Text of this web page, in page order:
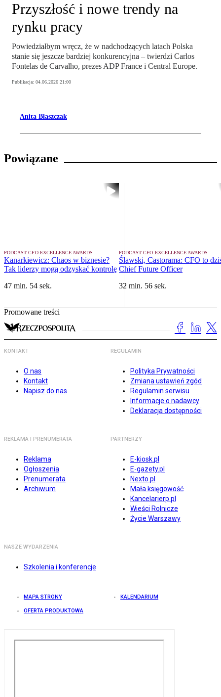
Przyszłość i nowe trendy na
rynku pracy
Powiedziałbym wręcz, że w nadchodzących latach Polska
stanie się jeszcze bardziej konkurencyjna – twierdzi Carlos
Fontelas de Carvalho, prezes ADP France i Central Europe.
Publikacja: 04.06.2026 21:00
Anita Błaszczak
Powiązane
PODCAST CFO EXCELLENCE AWARDS
Kanarkiewicz: Chaos w biznesie?
Tak liderzy mogą odzyskać kontrolę
47 min. 54 sek.
PODCAST CFO EXCELLENCE AWARDS
Ślawski, Castorama: CFO to
Chief Future Officer
32 min. 56 sek.
Promowane treści
KONTAKT
O nas
Kontakt
Napisz do nas
REGULAMIN
Polityka Prywatności
Zmiana ustawień zgód
Regulamin serwisu
Informacje o nadawcy
Deklaracja dostępności
REKLAMA I PRENUMERATA
Reklama
Ogłoszenia
Prenumerata
Archiwum
PARTNERZY
E-kiosk.pl
E-gazety.pl
Nexto.pl
Mała księgowość
Kancelarierp.pl
Wieści Rolnicze
Życie Warszawy
NASZE WYDARZENIA
Szkolenia i konferencje
MAPA STRONY KALENDARIUM
OFERTA PRODUKTOWA